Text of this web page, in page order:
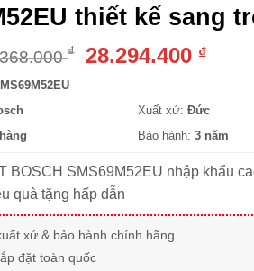
thiết kế sang
₫
Giá
35.368.000 ₫.
28.294.400 ₫Giá
là:
Xuất xứ:Đức
Bảo hành:3 năm
BOSCH SMS69M52EU nhập khẩu
quà tặng hấp dẫn
xứ & bảo hành chính hãng
đặt toàn quốc